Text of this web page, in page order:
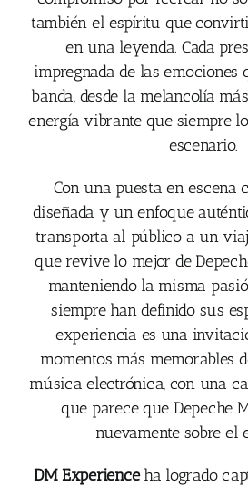
también el espíritu que
en una leyenda. Cada
impregnada de las emociones
banda, desde la melancolía
energía vibrante que siempre
escenario.
Con una puesta en escena
diseñada y un enfoque
transporta al público a un
que revive lo mejor de
manteniendo la misma
siempre han definido sus
experiencia es una
momentos más memorables
música electrónica, con una
que parece que Depeche
nuevamente sobre el
DM Experienceha logrado